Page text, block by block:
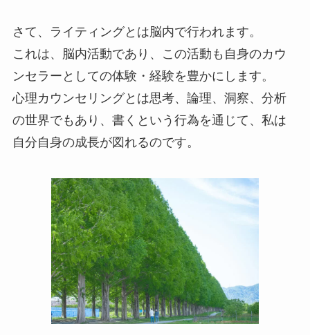
さて、ライティングとは脳内で行われます。
これは、脳内活動であり、この活動も自身のカウ
ンセラーとしての体験・経験を豊かにします。
心理カウンセリングとは思考、論理、洞察、分析
の世界でもあり、書くという行為を通じて、私は
自分自身の成長が図れるのです。